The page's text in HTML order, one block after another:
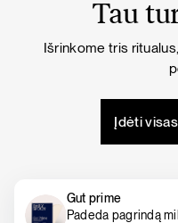
Tau
Išrinkome tris
Įdėti
Gut prime
Padeda pagrindą